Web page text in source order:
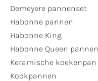
Demeyere pannenset
Habonne pannen
Habonne King
Habonne Queen pannen
Keramische koekenpan
Kookpannen